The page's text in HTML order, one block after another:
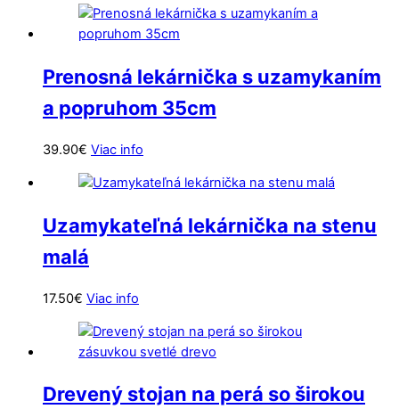
Prenosná lekárnička s uzamykaním
a popruhom 35cm
39.90€ Viac info
Uzamykateľná lekárnička na stenu
malá
17.50€ Viac info
Drevený stojan na perá so širokou